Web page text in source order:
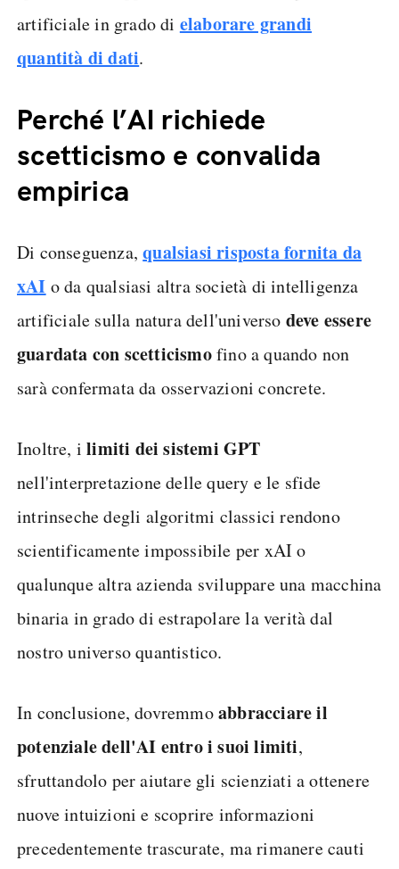
artificiale in grado di elaborare grandi
quantità di dati.
Perché l’AI richiede
scetticismo e convalida
empirica
Di conseguenza,qualsiasi risposta fornita da
xAI o da qualsiasi altra società di intelligenza
artificiale sulla natura dell'universo deve essere
guardata con scetticismofino a quando non
sarà confermata da osservazioni concrete.
Inoltre, ilimiti dei sistemi GPT
nell'interpretazione delle query e le sfide
intrinseche degli algoritmi classici rendono
scientificamente impossibile per xAI o
qualunque altra azienda sviluppare una macchina
binaria in grado di estrapolare la verità dal
nostro universo quantistico.
In conclusione, dovremmoabbracciare il
potenziale dell'AI entro i suoi limiti,
sfruttandolo per aiutare gli scienziati a ottenere
nuove intuizioni e scoprire informazioni
precedentemente trascurate, ma rimanere cauti